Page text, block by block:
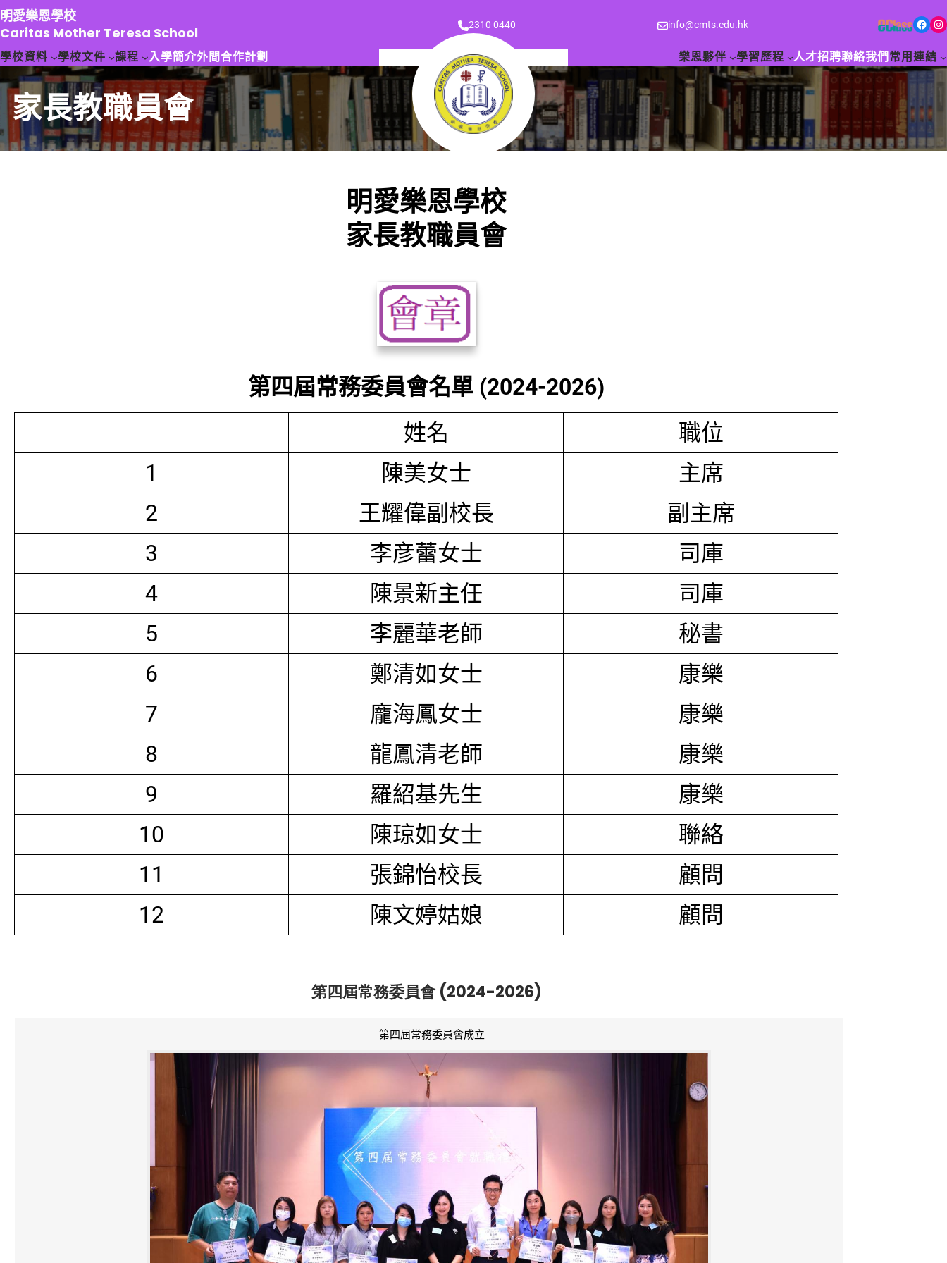
跳
至
主
要
容
明愛樂恩學校
Caritas Mother Teresa School
2310 0440 info@cmts.edu.hk Facebook Instagram
學校資料 學校文件 課程 入學簡介外間合作計劃 樂恩夥伴 學習歷程 人才招聘聯絡我們 常用連結
家長教職員會
明愛樂恩學校
家長教職員會
第四屆常務委員會名單 (2024-2026)
姓名
職位
1
陳美女士
主席
2
王耀偉副校長
副主席
3
李彦蕾女士
司庫
4
陳景新主任
司庫
5
李麗華老師
秘書
6
鄭清如女士
康樂
7
龐海鳳女士
康樂
8
龍鳳清老師
康樂
9
羅紹基先生
康樂
10
陳琼如女士
聯絡
11
張錦怡校長
顧問
12
陳文婷姑娘 顧問
第四屆常務委員會 (2024-2026)
第四屆常務委員會成立